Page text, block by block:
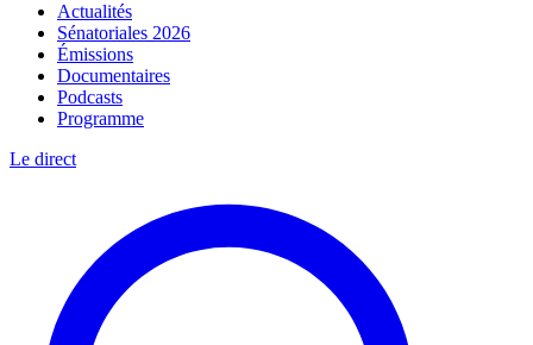
Actualités
Sénatoriales 2026
Émissions
Documentaires
Podcasts
Programme
Le direct